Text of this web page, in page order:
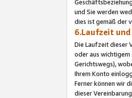
und Sie werden
dies ist gemäß der
6.Laufzeit
Die Laufzeit dieser
oder aus wichtigem
Gerichtswegs),
Ihrem Konto
Ferner können wir
dieser